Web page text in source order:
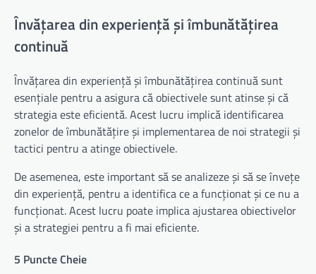
Învățarea din experiență și îmbunătățirea
continuă
Învățarea din experiență și îmbunătățirea continuă sunt
esențiale pentru a asigura că obiectivele sunt atinse și că
strategia este eficientă. Acest lucru implică identificarea
zonelor de îmbunătățire și implementarea de noi strategii și
tactici pentru a atinge obiectivele.
De asemenea, este important să se analizeze și să se învețe
din experiență, pentru a identifica ce a funcționat și ce nu a
funcționat. Acest lucru poate implica ajustarea obiectivelor
și a strategiei pentru a fi mai eficiente.
5 Puncte Cheie